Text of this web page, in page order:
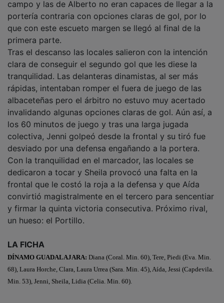
campo y las de Alberto no eran capaces de llegar a la
portería contraria con opciones claras de gol, por lo
que con este escueto margen se llegó al final de la
primera parte.
Tras el descanso las locales salieron con la intención
clara de conseguir el segundo gol que les diese la
tranquilidad. Las delanteras dinamistas, al ser más
rápidas, intentaban romper el fuera de juego de las
albaceteñas pero el árbitro no estuvo muy acertado
invalidando algunas opciones claras de gol. Aún así, a
los 60 minutos de juego y tras una larga jugada
colectiva, Jenni golpeó desde la frontal y su tiró fue
desviado por una defensa engañando a la portera.
Con la tranquilidad en el marcador, las locales se
dedicaron a tocar y Sheila provocó una falta en la
frontal que le costó la roja a la defensa y que Aída
convirtió magistralmente en el tercero para sencentiar
y firmar la quinta victoria consecutiva. Próximo rival,
un hueso: el Portillo.
LA FICHA
DÍNAMO GUADALAJARA: Diana (Coral. Min. 60), Tere, Piedi (Eva. Min.
68), Laura Horche, Clara, Laura Urrea (Sara. Min. 45), Aída, Jessi (Capdevila.
Min. 53), Jenni, Sheila, Lidia (Celia. Min. 60).